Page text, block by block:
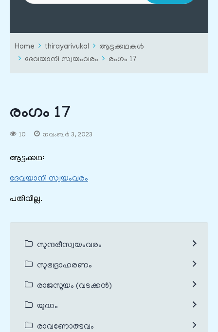
Home thirayarivukal
ആട്ടക്കഥകൾ
ദേവയാനി സ്വയംവരം
രംഗം 17
രംഗം 17
10 നവംബർ 3, 2023
ആട്ടക്കഥ:
ദേവയാനി സ്വയംവരം
പതിവില്ല.
സുന്ദരീസ്വയംവരം
സുഭദ്രാഹരണം
രാജസൂയം (വടക്കൻ)
യുദ്ധം
രാവണോത്ഭവം